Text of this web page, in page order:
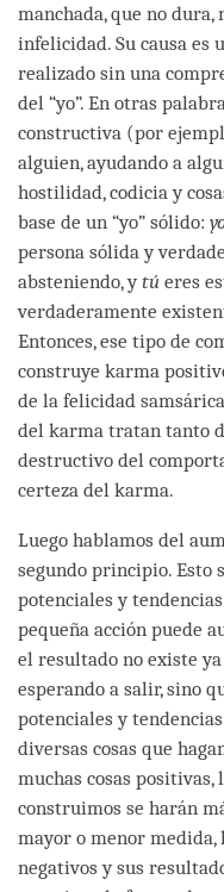
manchada, que no
infelicidad. Su causa
realizado sin una
del “yo”. En otras
constructiva (por
alguien, ayudando a
hostilidad, codicia y
base de un “yo” sólido:
persona sólida y
absteniendo, ytú eres
verdaderamente
Entonces, ese tipo de
construye karma
de la felicidad
del karma tratan tanto
destructivo del
certeza del karma.
Luego hablamos del
segundo principio. Esto
potenciales y
pequeña acción puede
el resultado no existe
esperando a salir, sino
potenciales y
diversas cosas que
muchas cosas
construimos se harán
mayor o menor medida,
negativos y sus